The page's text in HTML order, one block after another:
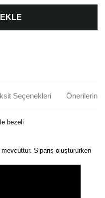
Seçenekleri Önerileriniz
bezeli
Sipariş oluştururken